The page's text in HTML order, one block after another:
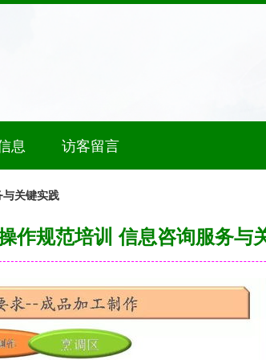
息 访客留言
与关键实践
作规范培训 信息咨询服务与